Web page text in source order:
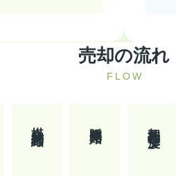
売却の流れ
FLOW